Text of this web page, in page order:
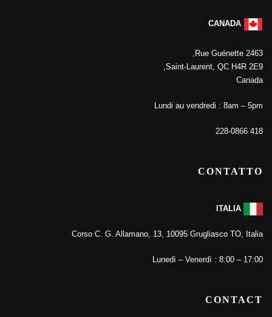
CANADA
2463 Rue Guénette,
Saint-Laurent, QC H4R 2E9,
Canada
Lundi au vendredi : 8am – 5pm
418 228-0866
CONTATTO
ITALIA
Corso C. G. Allamano, 13, 10095 Grugliasco TO, Italia
Lunedì – Venerdì : 8:00 – 17:00
CONTACT